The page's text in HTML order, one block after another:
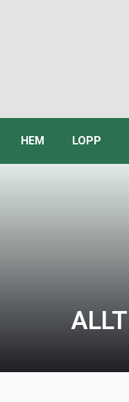
HEM LOPP